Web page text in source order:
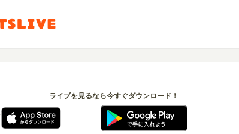
ライブを見るなら今すぐダウンロード！